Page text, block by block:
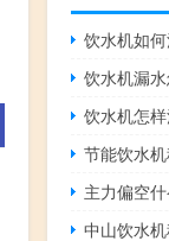
饮水机如
饮水机漏
饮水机怎
节能饮水
主力偏空
中山饮水